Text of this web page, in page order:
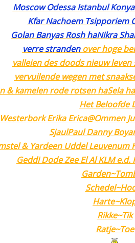
Moscow Odessa Istanbul
Kfar Nachoem Tsipporiem
Golan Banyas Rosh haNikra
verre strandenover hoge
valleien des doods nieuw
vervuilende wegenmet
& kamelen rode rotsen haSela
Het Beloofde
Erika Erica@Ommen
SjaulPaul Danny
& Yardeen Uddel
Geddi Dode Zee El Al KLMe.d.
Rikke~Tik
Ratje~Toe